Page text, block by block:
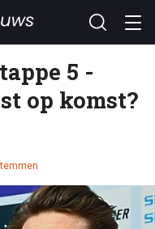
5 -
op komst?